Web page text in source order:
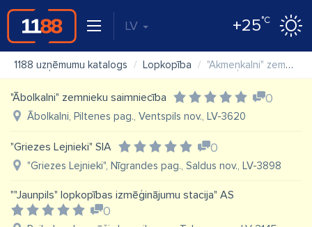
LV +25°C
1188 uzņēmumu katalogs Lopkopība "Akmeņkalni" zemnieku saimniecība
"Ābolkalni" zemnieku saimniecība 0
Ābolkalni, Piltenes pag., Ventspils nov., LV-3620
"Griezes Lejnieki" SIA 0
"Griezes Lejnieki", Nīgrandes pag., Saldus nov., LV-3898
""Jaunpils" lopkopības izmēģinājumu stacija" AS
0